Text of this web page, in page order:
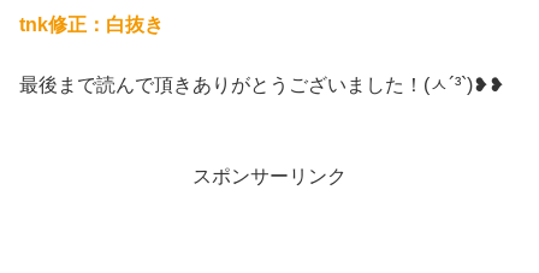
tnk修正：白抜き
最後まで読んで頂きありがとうございました！(ㅅ´³`)❥❥
スポンサーリンク